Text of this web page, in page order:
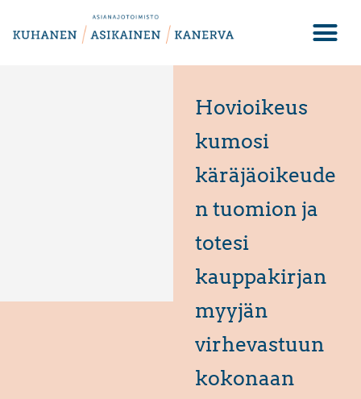
Hovioikeus
kumosi
käräjäoikeude
n tuomion ja
totesi
kauppakirjan
myyjän
virhevastuun
kokonaan